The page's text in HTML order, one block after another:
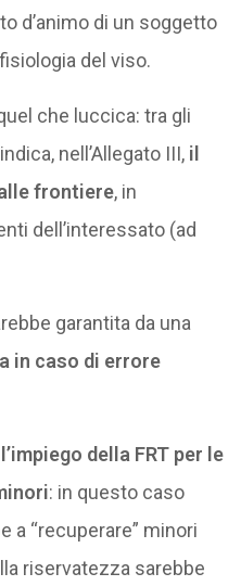
d’animo di un soggetto
del viso.
che luccica: tra gli
nell’Allegato III, il
frontiere, in
dell’interessato (ad
garantita da una
in caso di errore
l’impiego della FRT per le
: in questo caso
a “recuperare” minori
riservatezza sarebbe